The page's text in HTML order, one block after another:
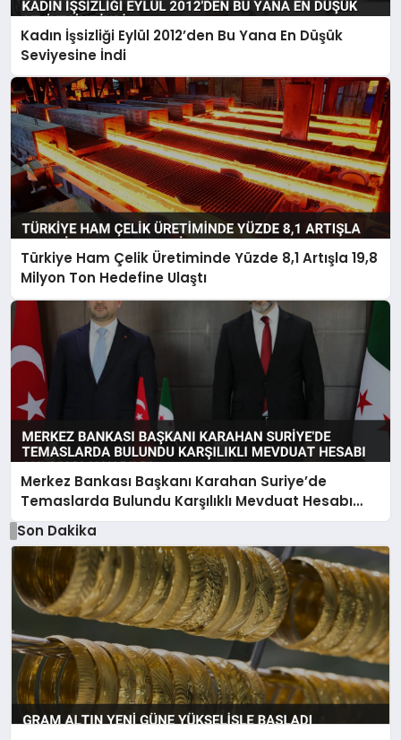
Kadın İşsizliği Eylül 2012’den Bu Yana En Düşük
Seviyesine İndi
Türkiye Ham Çelik Üretiminde Yüzde 8,1 Artışla 19,8
Milyon Ton Hedefine Ulaştı
Merkez Bankası Başkanı Karahan Suriye’de
Temaslarda Bulundu Karşılıklı Mevduat Hesabı
Anlaşması Yapıldı
Son Dakika